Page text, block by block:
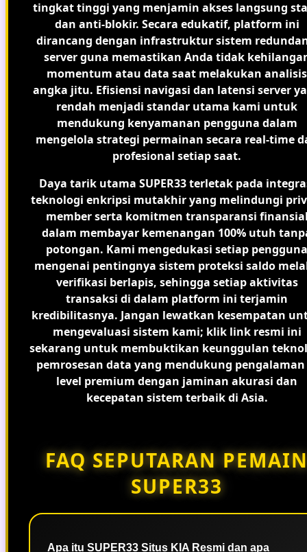
tingkat tinggi yang menjamin akses langsung
dan anti-blokir. Secara edukatif, platform ini
dirancang dengan infrastruktur sistem
server guna memastikan Anda tidak
momentum atau data saat melakukan analisis
angka jitu. Efisiensi navigasi dan latensi server
rendah menjadi standar utama kami untuk
mendukung kenyamanan pengguna dalam
mengelola strategi permainan secara real-time
profesional setiap saat.
Daya tarik utama SUPER33 terletak pada
teknologi enkripsi mutakhir yang melindungi
member serta komitmen transparansi
dalam membayar kemenangan 100% utuh
potongan. Kami mengedukasi setiap pengguna
mengenai pentingnya sistem proteksi saldo
verifikasi berlapis, sehingga setiap aktivitas
transaksi di dalam platform ini terjamin
kredibilitasnya. Jangan lewatkan kesempatan
mengevaluasi sistem kami; klik link resmi ini
sekarang untuk membuktikan keunggulan
pemrosesan data yang mendukung
level premium dengan jaminan akurasi dan
kecepatan sistem terbaik di Asia.
FAQ SEPUTARAN
SUPER33
Apa itu SUPER33 Situs KIA Resmi dan apa